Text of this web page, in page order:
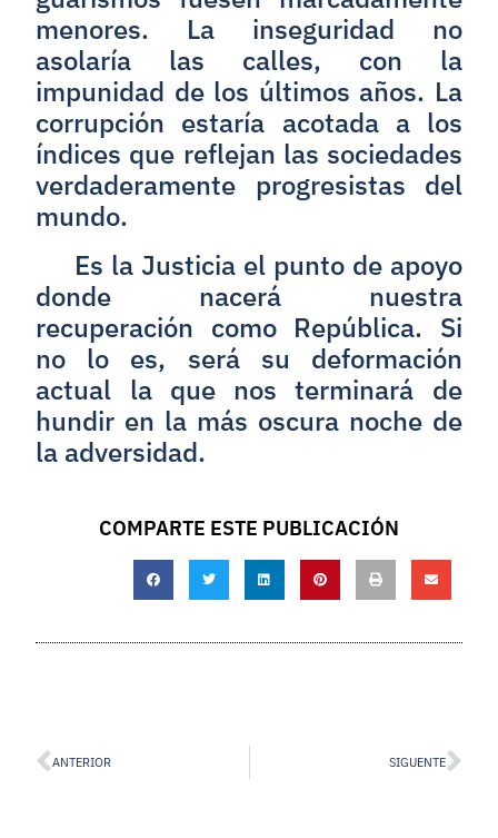
menores. La inseguridad no
asolaría las calles, con la
impunidad de los últimos años. La
corrupción estaría acotada a los
índices que reflejan las sociedades
verdaderamente progresistas del
mundo.
Es la Justicia el punto de apoyo
donde nacerá nuestra
recuperación como República. Si
no lo es, será su deformación
actual la que nos terminará de
hundir en la más oscura noche de
la adversidad.
COMPARTE ESTE PUBLICACIÓN
ANTERIOR SIGUENTE